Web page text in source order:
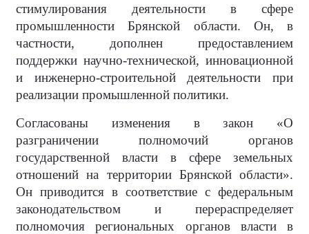
стимулирования деятельности в сфере
промышленности Брянской области. Он, в
частности, дополнен предоставлением
поддержки научно-технической, инновационной
и инженерно-строительной деятельности при
реализации промышленной политики.
Согласованы изменения в закон «О
разграничении полномочий органов
государственной власти в сфере земельных
отношений на территории Брянской области».
Он приводится в соответствие с федеральным
законодательством и перераспределяет
полномочия региональных органов власти в